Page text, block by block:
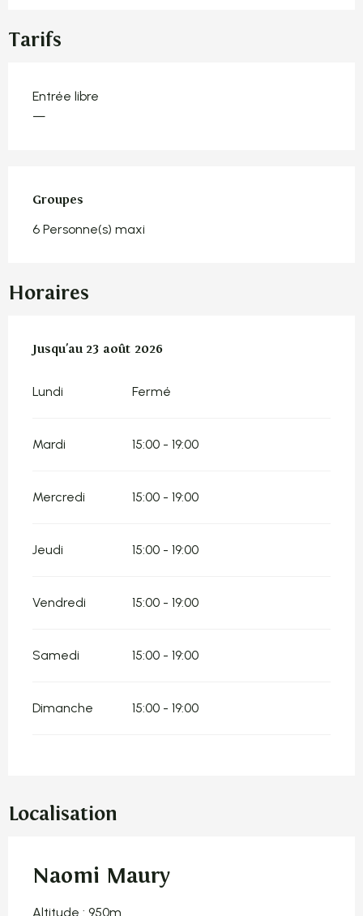
Tarifs
Entrée libre
—
Groupes
Groupes
6 Personne(s) maxi
Horaires
Du21 juillet 2026au23 août 2026
Jusqu'au 23 août 2026
Lundi Fermé
Mardi 15:00 - 19:00
Mercredi 15:00 - 19:00
Jeudi 15:00 - 19:00
Vendredi 15:00 - 19:00
Samedi 15:00 - 19:00
Dimanche 15:00 - 19:00
Localisation
Naomi Maury
Altitude : 950m